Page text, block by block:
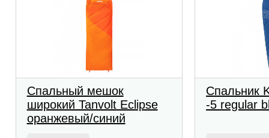
Спальный мешок
широкий Tanvolt Eclipse
оранжевый/синий
Спальник
-5 regular